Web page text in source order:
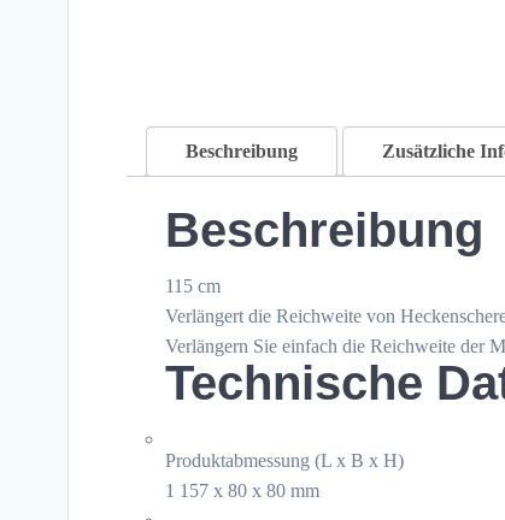
Beschreibung Zusätzliche
Beschreibung
115 cm
Verlängert die Reichweite von
Verlängern Sie einfach die Reichweite der
Technische
Produktabmessung (L x B x H)
1 157 x 80 x 80 mm